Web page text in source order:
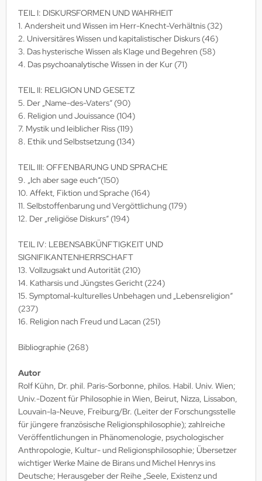
TEIL I: DISKURSFORMEN UND WAHRHEIT
1. Andersheit und Wissen im Herr-Knecht-Verhältnis (32)
2. Universitäres Wissen und kapitalistischer Diskurs (46)
3. Das hysterische Wissen als Klage und Begehren (58)
4. Das psychoanalytische Wissen in der Kur (71)
TEIL II: RELIGION UND GESETZ
5. Der „Name-des-Vaters“ (90)
6. Religion und Jouissance (104)
7. Mystik und leiblicher Riss (119)
8. Ethik und Selbstsetzung (134)
TEIL III: OFFENBARUNG UND SPRACHE
9. „Ich aber sage euch“(150)
10. Affekt, Fiktion und Sprache (164)
11. Selbstoffenbarung und Vergöttlichung (179)
12. Der „religiöse Diskurs“ (194)
TEIL IV: LEBENSABKÜNFTIGKEIT UND
SIGNIFIKANTENHERRSCHAFT
13. Vollzugsakt und Autorität (210)
14. Katharsis und Jüngstes Gericht (224)
15. Symptomal-kulturelles Unbehagen und „Lebensreligion“
(237)
16. Religion nach Freud und Lacan (251)
Bibliographie (268)
Autor
Rolf Kühn, Dr. phil. Paris-Sorbonne, philos. Habil. Univ. Wien;
Univ.-Dozent für Philosophie in Wien, Beirut, Nizza, Lissabon,
Louvain-la-Neuve, Freiburg/Br. (Leiter der Forschungsstelle
für jüngere französische Religionsphilosophie); zahlreiche
Veröffentlichungen in Phänomenologie, psychologischer
Anthropologie, Kultur- und Religionsphilosophie; Übersetzer
wichtiger Werke Maine de Birans und Michel Henrys ins
Deutsche; Herausgeber der Reihe „Seele, Existenz und